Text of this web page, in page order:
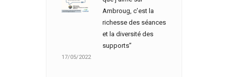
Ambroug, c’est la
richesse des séances
et la diversité des
supports”
17/05/2022